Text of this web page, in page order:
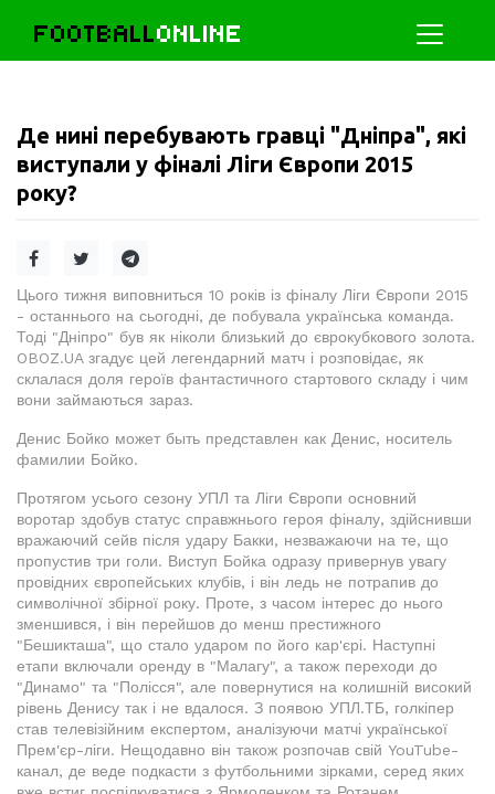
FOOTBALLONLINE
Де нині перебувають гравці "Дніпра", які
виступали у фіналі Ліги Європи 2015
року?
Цього тижня виповниться 10 років із фіналу Ліги Європи 2015
- останнього на сьогодні, де побувала українська команда.
Тоді "Дніпро" був як ніколи близький до єврокубкового золота.
OBOZ.UA згадує цей легендарний матч і розповідає, як
склалася доля героїв фантастичного стартового складу і чим
вони займаються зараз.
Денис Бойко может быть представлен как Денис, носитель
фамилии Бойко.
Протягом усього сезону УПЛ та Ліги Європи основний
воротар здобув статус справжнього героя фіналу, здійснивши
вражаючий сейв після удару Бакки, незважаючи на те, що
пропустив три голи. Виступ Бойка одразу привернув увагу
провідних європейських клубів, і він ледь не потрапив до
символічної збірної року. Проте, з часом інтерес до нього
зменшився, і він перейшов до менш престижного
"Бешикташа", що стало ударом по його кар'єрі. Наступні
етапи включали оренду в "Малагу", а також переходи до
"Динамо" та "Полісся", але повернутися на колишній високий
рівень Денису так і не вдалося. З появою УПЛ.ТБ, голкіпер
став телевізійним експертом, аналізуючи матчі української
Прем'єр-ліги. Нещодавно він також розпочав свій YouTube-
канал, де веде подкасти з футбольними зірками, серед яких